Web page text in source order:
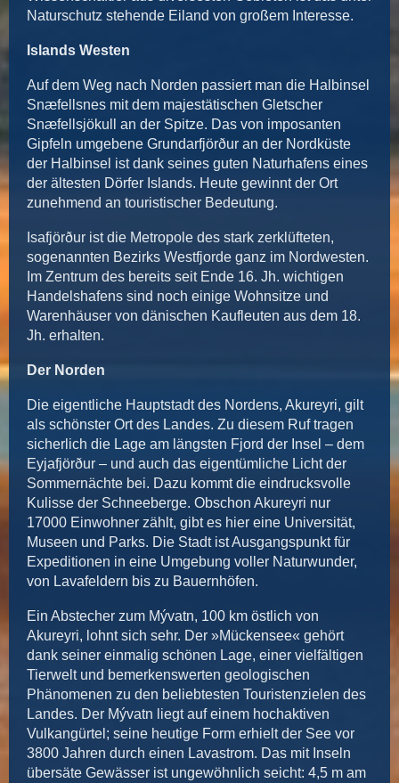
Naturschutz stehende Eiland von großem Interesse.
Islands Westen
Auf dem Weg nach Norden passiert man die Halbinsel
Snæfellsnes mit dem majestätischen Gletscher
Snæfellsjökull an der Spitze. Das von imposanten
Gipfeln umgebene Grundarfjörður an der Nordküste
der Halbinsel ist dank seines guten Naturhafens eines
der ältesten Dörfer Islands. Heute gewinnt der Ort
zunehmend an touristischer Bedeutung.
Isafjörður ist die Metropole des stark zerklüfteten,
sogenannten Bezirks Westfjorde ganz im Nordwesten.
Im Zentrum des bereits seit Ende 16. Jh. wichtigen
Handelshafens sind noch einige Wohnsitze und
Warenhäuser von dänischen Kaufleuten aus dem 18.
Jh. erhalten.
Der Norden
Die eigentliche Hauptstadt des Nordens, Akureyri, gilt
als schönster Ort des Landes. Zu diesem Ruf tragen
sicherlich die Lage am längsten Fjord der Insel – dem
Eyjafjörður – und auch das eigentümliche Licht der
Sommernächte bei. Dazu kommt die eindrucksvolle
Kulisse der Schneeberge. Obschon Akureyri nur
17000 Einwohner zählt, gibt es hier eine Universität,
Museen und Parks. Die Stadt ist Ausgangspunkt für
Expeditionen in eine Umgebung voller Naturwunder,
von Lavafeldern bis zu Bauernhöfen.
Ein Abstecher zum Mývatn, 100 km östlich von
Akureyri, lohnt sich sehr. Der »Mückensee« gehört
dank seiner einmalig schönen Lage, einer vielfältigen
Tierwelt und bemerkenswerten geologischen
Phänomenen zu den beliebtesten Touristenzielen des
Landes. Der Mývatn liegt auf einem hochaktiven
Vulkangürtel; seine heutige Form erhielt der See vor
3800 Jahren durch einen Lavastrom. Das mit Inseln
übersäte Gewässer ist ungewöhnlich seicht: 4,5 m am